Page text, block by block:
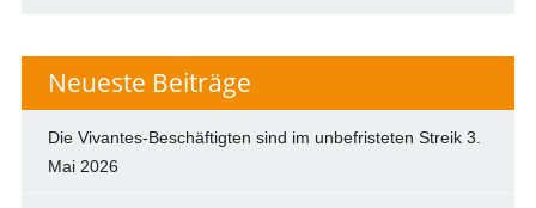
Neueste Beiträge
Die Vivantes-Beschäftigten sind im unbefristeten Streik 3.
Mai 2026